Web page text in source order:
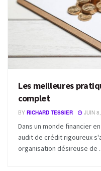
Les meilleures
complet
BY RICHARD TESSIER JUIN
Dans un monde financier
audit de crédit rigoureux
organisation désireuse de